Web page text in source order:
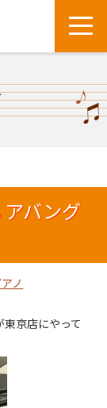
アバング
ノ
京店にやって